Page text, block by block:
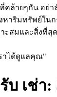
ล้ายๆกัน อย่า
าริมทรัพย์ในก
ะสมและสิ่งที่สุ
าได้ดูแลคุณ"
เช่า: